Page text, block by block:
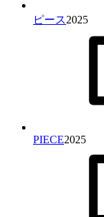
ピース2025
PIECE2025